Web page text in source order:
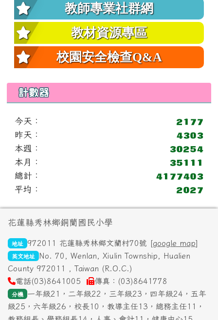
教師專業社群網
教材資源專區
校園安全檢查Q&A
計數器
今天：
昨天：
本週：
本月：
總計：
平均：
頁尾區域內容
花蓮縣秀林鄉銅蘭國民小學
地址 972011 花蓮縣秀林鄉文蘭村70號 [google map]
英文地址
No. 70, Wenlan, Xiulin Township, Hualien
County 972011 , Taiwan (R.O.C.)
電話(03)8641005
傳真：(03)8641778
分機
一年級21，二年級22，三年級23，四年級24，五年
級25，六年級26，校長10，教導主任13，總務主任11，